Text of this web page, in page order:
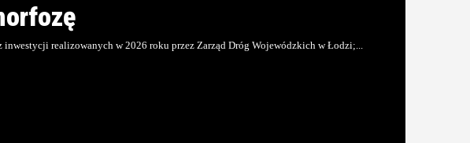
realizowanych w 2026 roku przez Zarząd Dróg Wojewódzkich w Łodzi;